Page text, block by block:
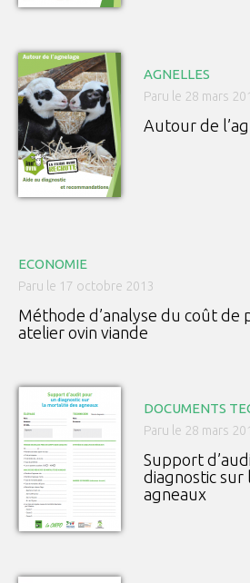
AGNELLES
Paru le 28 mars
Autour de
ECONOMIE
Paru le 17 octobre 2013
Méthode d’analyse du coût de
atelier ovin viande
DOCUMENTS
Paru le 28 mars
Support
diagnostic sur
agneaux